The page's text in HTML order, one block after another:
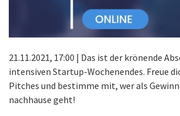
21.11.2021, 17:00 | Das ist der krönende
intensiven Startup-Wochenendes. Freue
Pitches und bestimme mit, wer als
nachhause geht!